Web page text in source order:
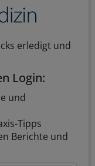
erledigt und
Login:
und
Tipps
Berichte und